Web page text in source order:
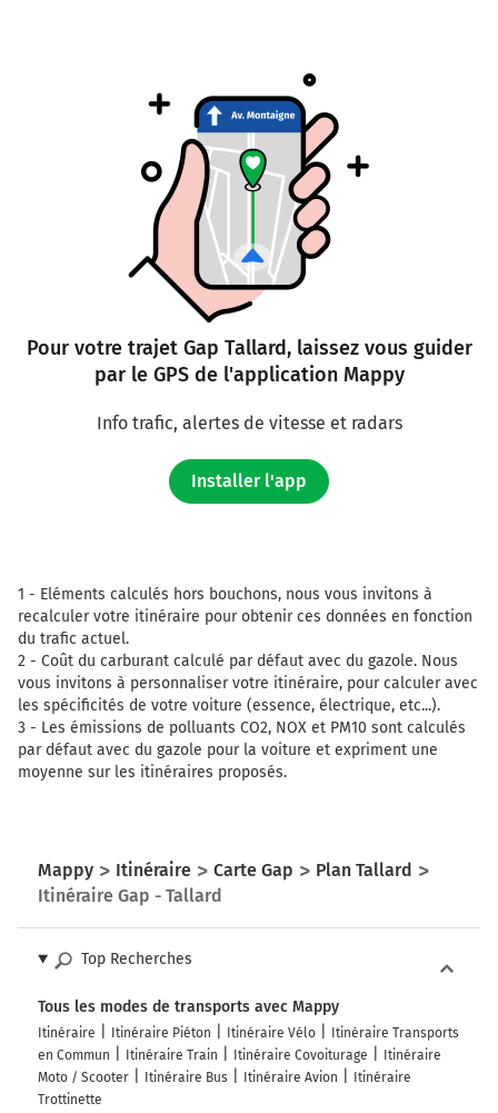
Pour votre trajet Gap Tallard, laissez vous guider
par le GPS de l'application Mappy
Info trafic, alertes de vitesse et radars
Installer l'app
1 - Eléments calculés hors bouchons, nous vous invitons à
recalculer votre itinéraire pour obtenir ces données en fonction
du trafic actuel.
2 - Coût du carburant calculé par défaut avec du gazole. Nous
vous invitons à personnaliser votre itinéraire, pour calculer avec
les spécificités de votre voiture (essence, électrique, etc...).
3 - Les émissions de polluants CO2, NOX et PM10 sont calculés
par défaut avec du gazole pour la voiture et expriment une
moyenne sur les itinéraires proposés.
Mappy Itinéraire Carte Gap
Plan Tallard
Itinéraire Gap - Tallard
Top Recherches
Tous les modes de transports avec Mappy
Itinéraire Itinéraire Piéton Itinéraire Vélo
Itinéraire Transports
en Commun
Itinéraire Train Itinéraire Covoiturage
Itinéraire
Moto / Scooter
Itinéraire Bus Itinéraire Avion
Itinéraire
Trottinette